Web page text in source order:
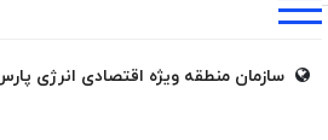
سازمان منطقه ویژه اقتصادی انرژی پارس